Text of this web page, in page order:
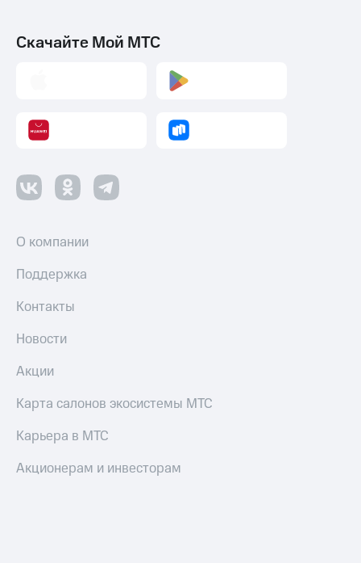
Скачайте Мой МТС
О компании
Поддержка
Контакты
Новости
Акции
Карта салонов экосистемы МТС
Карьера в МТС
Акционерам и инвесторам